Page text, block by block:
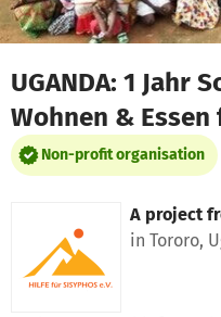
UGANDA: 1 Jahr
Wohnen &
Non-profit organisation
A project
in Tororo,